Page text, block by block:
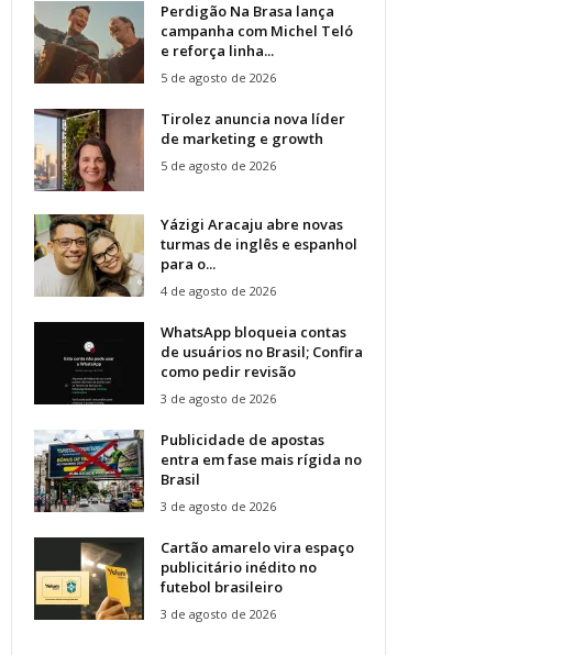
Perdigão Na Brasa lança
campanha com Michel Teló
e reforça linha...
5 de agosto de 2026
Tirolez anuncia nova líder
de marketing e growth
5 de agosto de 2026
Yázigi Aracaju abre novas
turmas de inglês e espanhol
para o...
4 de agosto de 2026
WhatsApp bloqueia contas
de usuários no Brasil; Confira
como pedir revisão
3 de agosto de 2026
Publicidade de apostas
entra em fase mais rígida no
Brasil
3 de agosto de 2026
Cartão amarelo vira espaço
publicitário inédito no
futebol brasileiro
3 de agosto de 2026